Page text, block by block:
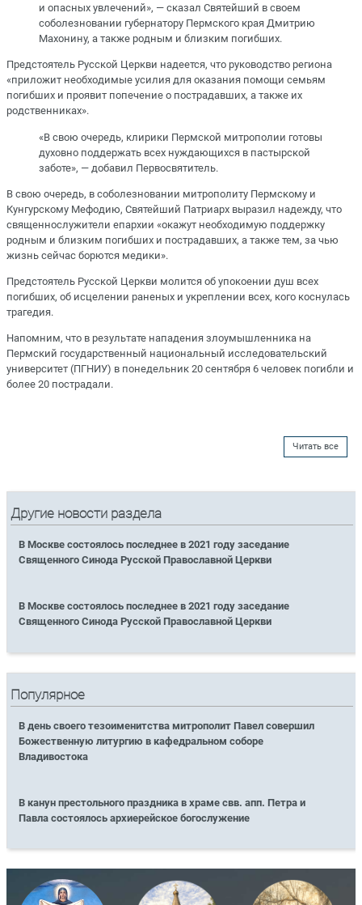
и опасных увлечений», — сказал Святейший в своем
соболезновании губернатору Пермского края Дмитрию
Махонину, а также родным и близким погибших.
Предстоятель Русской Церкви надеется, что руководство региона
«приложит необходимые усилия для оказания помощи семьям
погибших и проявит попечение о пострадавших, а также их
родственниках».
«В свою очередь, клирики Пермской митрополии готовы
духовно поддержать всех нуждающихся в пастырской
заботе», — добавил Первосвятитель.
В свою очередь, в соболезновании митрополиту Пермскому и
Кунгурскому Мефодию, Святейший Патриарх выразил надежду, что
священнослужители епархии «окажут необходимую поддержку
родным и близким погибших и пострадавших, а также тем, за чью
жизнь сейчас борются медики».
Предстоятель Русской Церкви молится об упокоении душ всех
погибших, об исцелении раненых и укреплении всех, кого коснулась
трагедия.
Напомним, что в результате нападения злоумышленника на
Пермский государственный национальный исследовательский
университет (ПГНИУ) в понедельник 20 сентября 6 человек погибли и
более 20 пострадали.
Читать все
Другие новости раздела
В Москве состоялось последнее в 2021 году заседание
Священного Синода Русской Православной Церкви
В Москве состоялось последнее в 2021 году заседание
Священного Синода Русской Православной Церкви
Популярное
В день своего тезоименитства митрополит Павел совершил
Божественную литургию в кафедральном соборе
Владивостока
В канун престольного праздника в храме свв. апп. Петра и
Павла состоялось архиерейское богослужение